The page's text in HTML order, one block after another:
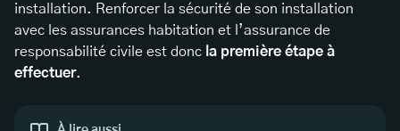
installation. Renforcer la sécurité de son installation
avec les assurances habitation et l’assurance de
responsabilité civile est donc la première étape à
effectuer.